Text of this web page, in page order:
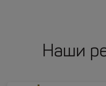
Наши